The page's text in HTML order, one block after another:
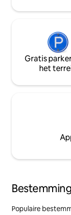
Gratis
het
Populaire